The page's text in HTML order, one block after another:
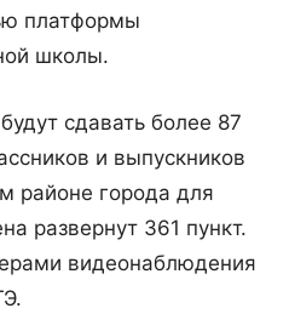
платформы
школы.
сдавать более 87
и выпускников
районе города для
развернут 361 пункт.
видеонаблюдения